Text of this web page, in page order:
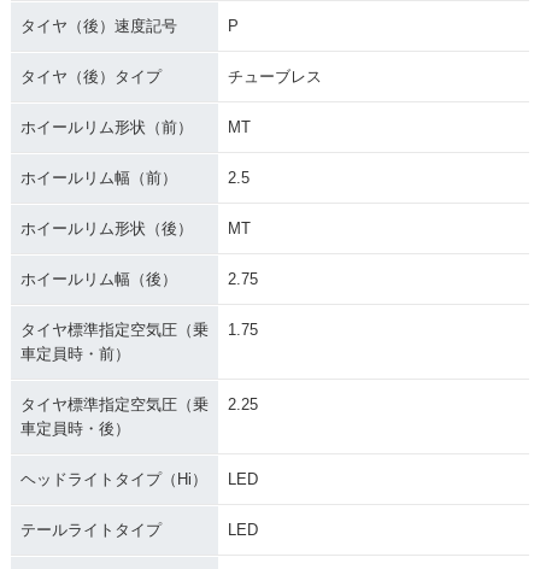
タイヤ（後）速度記号 P
タイヤ（後）タイプ チューブレス
ホイールリム形状（前） MT
ホイールリム幅（前） 2.5
ホイールリム形状（後） MT
ホイールリム幅（後） 2.75
タイヤ標準指定空気圧（乗
車定員時・前）
1.75
タイヤ標準指定空気圧（乗
車定員時・後）
2.25
ヘッドライトタイプ（Hi） LED
テールライトタイプ LED